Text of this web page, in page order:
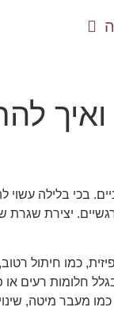
בכי בלילה
יצירת שגרת
כמו חיתול
חלומות רעים או
מעבר מיטה,